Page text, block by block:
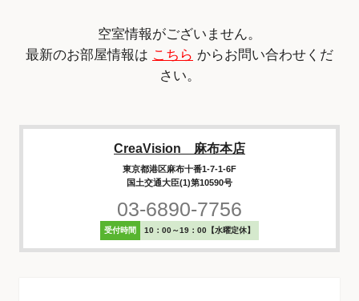
空室情報がございません。
最新のお部屋情報は こちら からお問い合わせくだ
さい。
CreaVision 麻布本店
東京都港区麻布十番1-7-1-6F
国土交通大臣(1)第10590号
03-6890-7756
受付時間 10：00～19：00【水曜定休】